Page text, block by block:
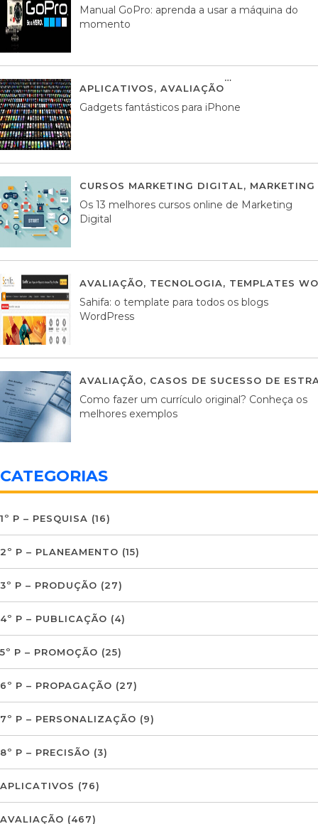
Manual GoPro: aprenda a usar a máquina do
momento
APLICATIVOS, AVALIAÇÃO
Gadgets fantásticos para iPhone
CURSOS MARKETING DIGITAL,
Os 13 melhores cursos online de Marketing
Digital
AVALIAÇÃO, TECNOLOGIA, TEMPLATES
Sahifa: o template para todos os blogs
WordPress
AVALIAÇÃO, CASOS DE SUCESSO DE
Como fazer um currículo original? Conheça os
melhores exemplos
CATEGORIAS
1º P – PESQUISA (16)
2º P – PLANEAMENTO (15)
3º P – PRODUÇÃO (27)
4º P – PUBLICAÇÃO (4)
5º P – PROMOÇÃO (25)
6º P – PROPAGAÇÃO (27)
7º P – PERSONALIZAÇÃO (9)
8º P – PRECISÃO (3)
APLICATIVOS (76)
AVALIAÇÃO (467)